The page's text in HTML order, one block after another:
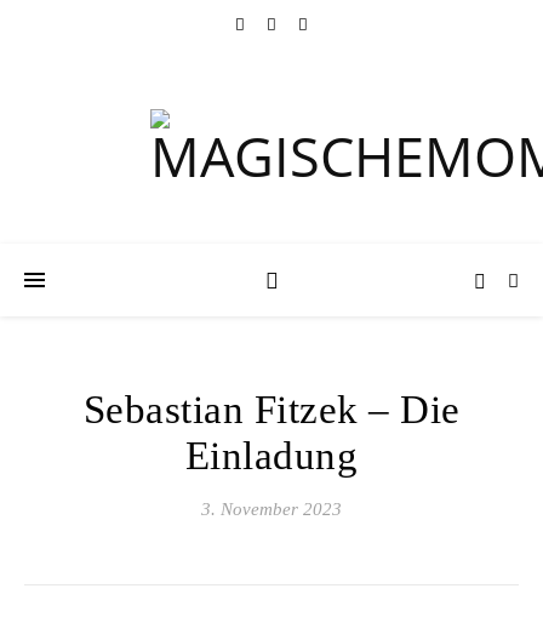
Sebastian Fitzek – Die
Einladung
3. November 2023